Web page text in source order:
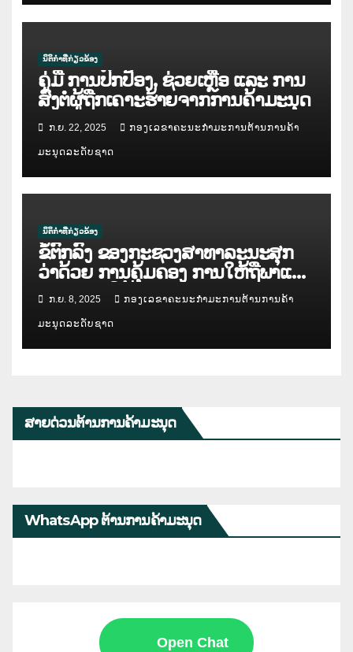
ນິຕິກຳທີ່ກ່ຽວຂ້ອງ
ຄູ່ມື ການປົກປ້ອງ, ຊ່ວຍເຫຼືອ ແລະ ການ
ສົ່ງຕໍ່ຜູ້ຖືກເຄາະຮ້າຍຈາກການຄ້າມະນຸດ
ກ.ຍ. 22, 2025 ກອງເລຂາຄະນະກຳມະການຕ້ານການຄ້າ
ມະນຸດລະດັບຊາດ
ນິຕິກຳທີ່ກ່ຽວຂ້ອງ
ຂໍ້ຕົກລົງ ຂອງກະຊວງສາທາລະນະສຸກ
ວ່າດ້ວຍ ການຄຸ້ມຄອງ ການໃຫ້ຖືພາແທນ
ແລະ ການໃຫ້ຫຼຸລູກ
ກ.ຍ. 8, 2025 ກອງເລຂາຄະນະກຳມະການຕ້ານການຄ້າ
ມະນຸດລະດັບຊາດ
ສາຍດ່ວນຕ້ານການຄ້າມະນຸດ
WhatsApp ຕ້ານການຄ້າມະນຸດ
Open Chat